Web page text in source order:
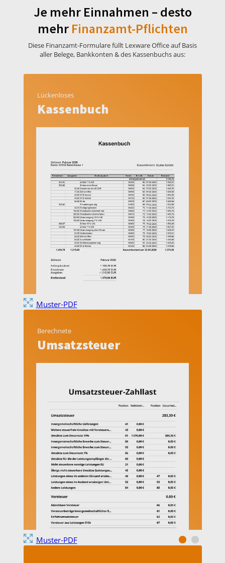
Je mehr Einnahmen – desto
mehr Finanzamt-Pflichten
Diese Finanzamt-Formulare füllt Lexware Office auf Basis
aller Belege, Bankkonten & des Kassenbuchs aus:
Lückenloses
Kassenbuch
Muster-PDF
Berechnete
Umsatzsteuer
Muster-PDF